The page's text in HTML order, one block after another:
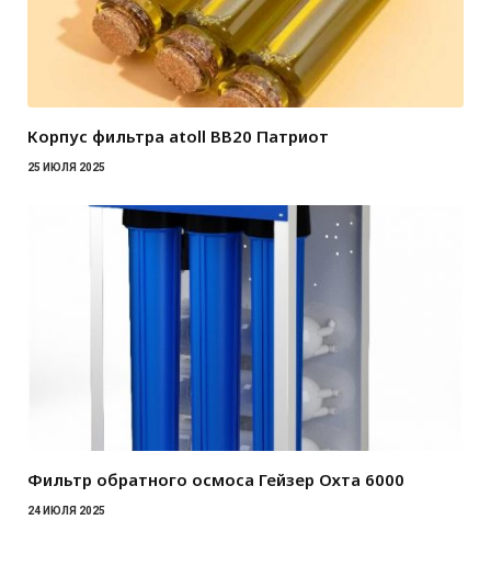
Корпус фильтра atoll BB20 Патриот
25 ИЮЛЯ 2025
Фильтр обратного осмоса Гейзер Охта 6000
24 ИЮЛЯ 2025